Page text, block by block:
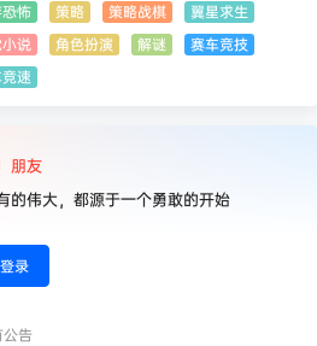
怖
策略 策略战棋
翼星求生
说
角色扮演 解谜
赛车竞技
速
朋友
的伟大，都源于一个勇敢的开始
登录
公告